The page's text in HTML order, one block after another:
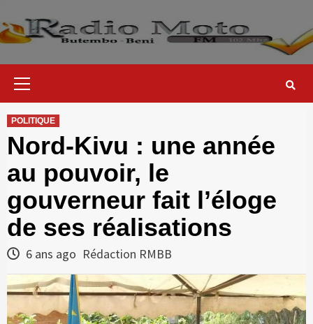
to
content
POLITIQUE
Nord-Kivu : une année
au pouvoir, le
gouverneur fait l’éloge
de ses réalisations
6 ans ago Rédaction RMBB